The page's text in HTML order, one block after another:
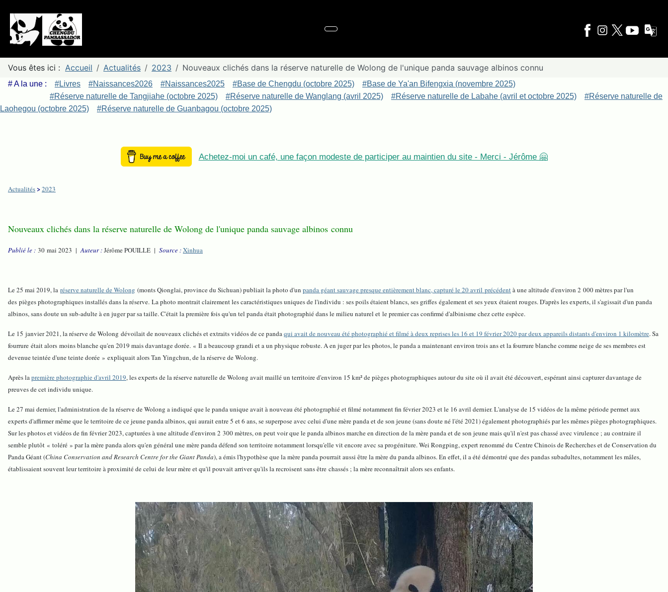
Vous êtes ici : Accueil Actualités 2023 Nouveaux clichés dans la réserve naturelle de Wolong de l'unique panda sauvage albinos connu
# A la une : #Livres #Naissances2026 #Naissances2025 #Base de Chengdu (octobre 2025)
#Base de Ya'an Bifengxia (novembre 2025)
#Réserve naturelle de Tangjiahe (octobre 2025)
#Réserve naturelle de Wanglang (avril 2025) #Réserve naturelle de Labahe (avril et octobre 2025)
#Réserve naturelle de
Laohegou (octobre 2025)
#Réserve naturelle de Guanbagou (octobre 2025)
Achetez-moi un café, une façon modeste de participer au maintien du site - Merci - Jérôme 🤗
Actualités>2023
Nouveaux clichés dans la réserve naturelle de Wolong de l'unique panda sauvage albinos connu
Publié le : 30 mai 2023 |Auteur :Jérôme POUILLE | Source :Xinhua
Le 25 mai 2019, la réserve naturelle de Wolong (monts Qionglai, province du Sichuan) publiait la photo d'un panda géant sauvage presque entièrement blanc, capturé le 20 avril précédentà une altitude d'environ 2 000 mètres par l'un
des pièges photographiques installés dans la réserve. La photo montrait clairement les caractéristiques uniques de l'individu : ses poils étaient blancs, ses griffes également et ses yeux étaient rouges. D'après les experts, il s'agissait d'un panda
albinos, sans doute un sub-adulte à en juger par sa taille. C'était la première fois qu'un tel panda était photographié dans le milieu naturel et le premier cas confirmé d'albinisme chez cette espèce.
Le 15 janvier 2021, la réserve de Wolong dévoilait de nouveaux clichés et extraits vidéos de ce pandaqui avait de nouveau été photographié et filmé à deux reprises les 16 et 19 février 2020 par deux appareils distants d'environ 1 kilomètre. Sa
fourrure était alors moins blanche qu'en 2019 mais davantage dorée. « Il a beaucoup grandi et a un physique robuste. A en juger par les photos, le panda a maintenant environ trois ans et la fourrure blanche comme neige de ses membres est
devenue teintée d'une teinte dorée » expliquait alors Tan Yingchun, de la réserve de Wolong.
Après lapremière photographie d'avril 2019, les experts de la réserve naturelle de Wolong avait maillé un territoire d'environ 15 km² de pièges photographiques autour du site où il avait été découvert, espérant ainsi capturer davantage de
preuves de cet individu unique.
Le 27 mai dernier, l'administration de la réserve de Wolong a indiqué que le panda unique avait à nouveau été photographié et filmé notamment fin février 2023 et le 16 avril dernier. L'analyse de 15 vidéos de la même période permet aux
experts d'affirmer même que le territoire de ce jeune panda albinos, qui aurait entre 5 et 6 ans, se superpose avec celui d'une mère panda et de son jeune (sans doute né l'été 2021) également photographiés par les mêmes pièges photographiques.
Sur les photos et vidéos de fin février 2023, capturées à une altitude d'environ 2 300 mètres, on peut voir que le panda albinos marche en direction de la mère panda et de son jeune mais qu'il n'est pas chassé avec virulence ; au contraire il
semble plutôt « toléré » par la mère panda alors qu'en général une mère panda défend son territoire notamment lorsqu'elle vit encore avec sa progéniture. Wei Rongping, expert renommé du Centre Chinois de Recherches et de Conservation du
Panda Géant (China Conservation and Research Centre for the Giant Panda), a émis l'hypothèse que la mère panda pourrait aussi être la mère du panda albinos. En effet, il a été démontré que des pandas subadultes, notamment les mâles,
établissaient souvent leur territoire à proximité de celui de leur mère et qu'il pouvait arriver qu'ils la recroisent sans être chassés ; la mère reconnaîtrait alors ses enfants.